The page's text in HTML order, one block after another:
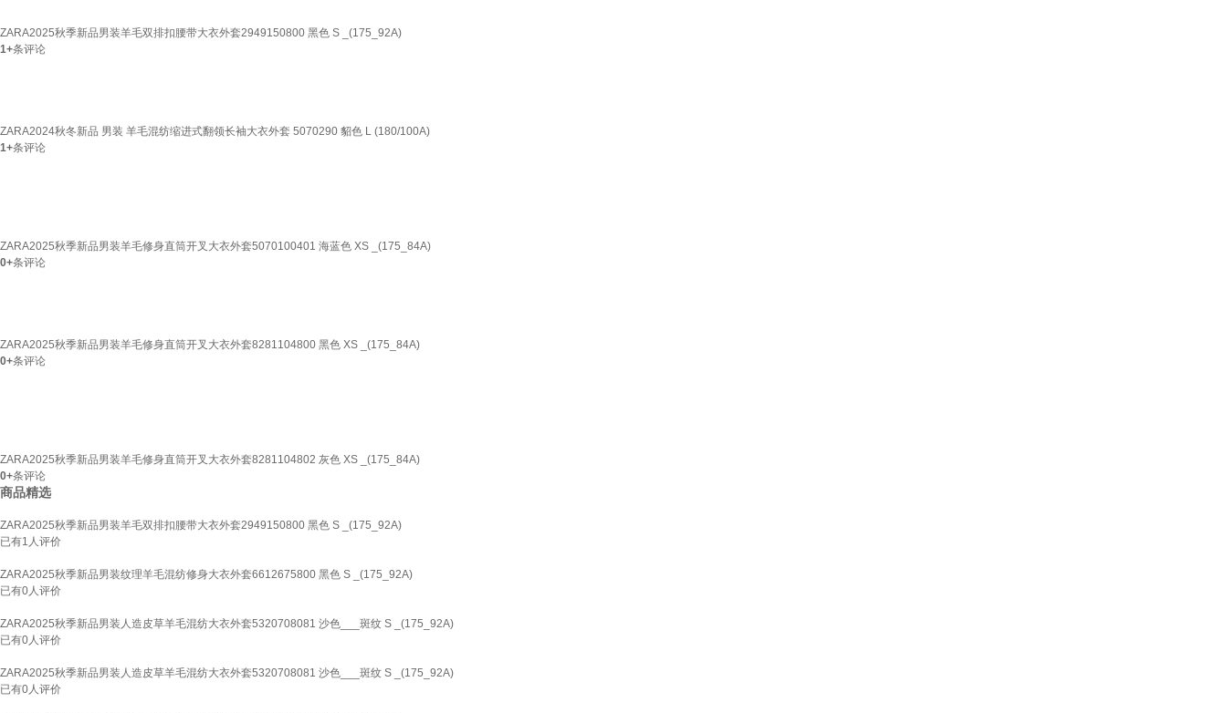
ZARA2025秋季新品男装羊毛双排扣腰带大衣外套2949150800 黑色 S _(175_92A)
1+条评论
ZARA2024秋冬新品 男装 羊毛混纺缩进式翻领长袖大衣外套 5070290 貂色 L (180/100A)
1+条评论
ZARA2025秋季新品男装羊毛修身直筒开叉大衣外套5070100401 海蓝色 XS _(175_84A)
0+条评论
ZARA2025秋季新品男装羊毛修身直筒开叉大衣外套8281104800 黑色 XS _(175_84A)
0+条评论
ZARA2025秋季新品男装羊毛修身直筒开叉大衣外套8281104802 灰色 XS _(175_84A)
0+条评论
商品精选
ZARA2025秋季新品男装羊毛双排扣腰带大衣外套2949150800 黑色 S _(175_92A)
已有1 人评价
ZARA2025秋季新品男装纹理羊毛混纺修身大衣外套6612675800 黑色 S _(175_92A)
已有0人评价
ZARA2025秋季新品男装人造皮草羊毛混纺大衣外套5320708081 沙色___斑纹 S _(175_92A)
已有0人评价
ZARA2025秋季新品男装人造皮草羊毛混纺大衣外套5320708081 沙色___斑纹 S _(175_92A)
已有0人评价